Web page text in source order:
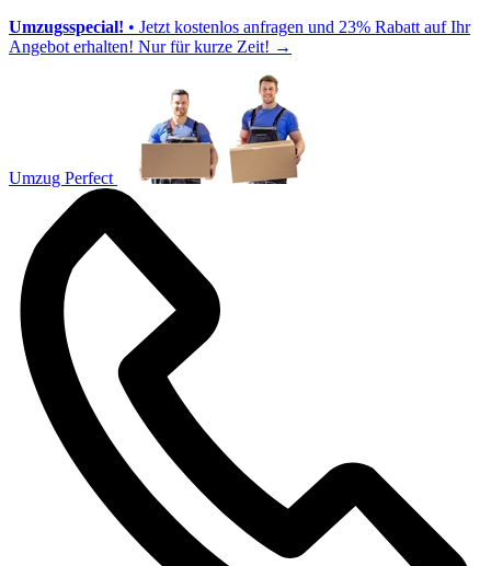
Umzugsspecial! • Jetzt kostenlos anfragen und 23% Rabatt auf Ihr
Angebot erhalten! Nur für kurze Zeit! →
Umzug Perfect